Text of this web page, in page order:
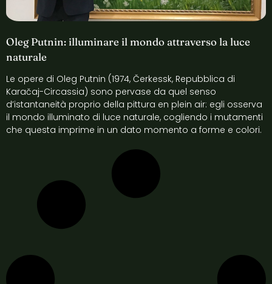
Oleg Putnin: illuminare il mondo attraverso la luce
naturale
Le opere di Oleg Putnin (1974, Čerkessk, Repubblica di
Karačaj-Circassia) sono pervase da quel senso
d’istantaneità proprio della pittura en plein air: egli osserva
il mondo illuminato di luce naturale, cogliendo i mutamenti
che questa imprime in un dato momento a forme e colori.